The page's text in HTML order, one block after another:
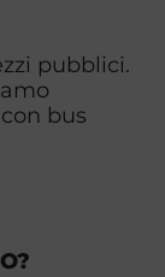
pubblici.
bus